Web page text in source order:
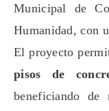
Municipal de
Humanidad, con
El proyecto
pisos de
beneficiando de